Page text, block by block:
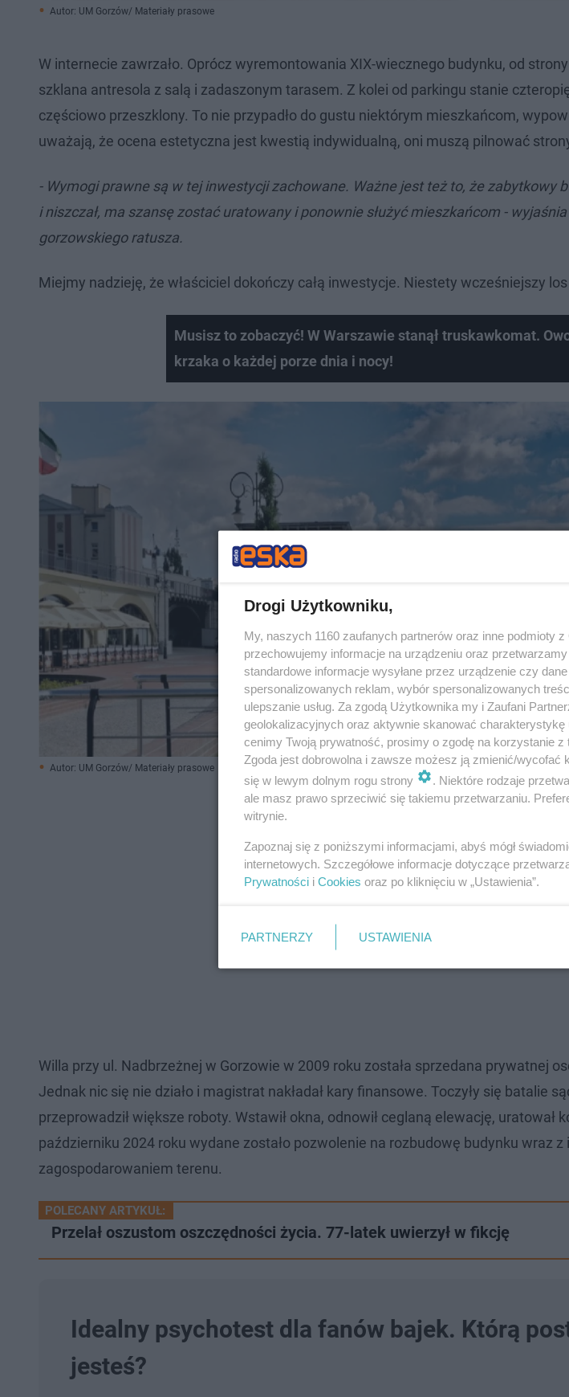
Autor: UM Gorzów/ Materiały prasowe
W internecie zawrzało. Oprócz wyremontowania XIX-wiecznego budynku, od
szklana antresola z salą i zadaszonym tarasem. Z kolei od parkingu stanie
częściowo przeszklony. To nie przypadło do gustu niektórym mieszkańcom,
uważają, że ocena estetyczna jest kwestią indywidualną, oni muszą pilnować
- Wymogi prawne są w tej inwestycji zachowane. Ważne jest też to, że zabytkowy
i niszczał, ma szansę zostać uratowany i ponownie służyć mieszkańcom -
gorzowskiego ratusza.
Miejmy nadzieję, że właściciel dokończy całą inwestycje. Niestety wcześniejszy los
Musisz to zobaczyć! W Warszawie stanął truskawkomat.
krzaka o każdej porze dnia i nocy!
Autor: UM Gorzów/ Materiały prasowe
Willa przy ul. Nadbrzeżnej w Gorzowie w 2009 roku została sprzedana prywatnej
Jednak nic się nie działo i magistrat nakładał kary finansowe. Toczyły się batalie
przeprowadził większe roboty. Wstawił okna, odnowił ceglaną elewację, uratował
październiku 2024 roku wydane zostało pozwolenie na rozbudowę budynku wraz
zagospodarowaniem terenu.
POLECANY ARTYKUŁ:
Przelał oszustom oszczędności życia. 77-latek uwierzył w fikcję
Idealny psychotest dla fanów bajek. Którą
jesteś?
Drogi Użytkowniku,
My, naszych 1160 zaufanych partnerów oraz inne podmioty
przechowujemy informacje na urządzeniu oraz
standardowe informacje wysyłane przez urządzenie czy
spersonalizowanych reklam, wybór spersonalizowanych
ulepszanie usług. Za zgodą Użytkownika my i Zaufani
geolokalizacyjnych oraz aktywnie skanować
cenimy Twoją prywatność, prosimy o zgodę na korzystanie z
Zgoda jest dobrowolna i zawsze możesz ją zmienić/
się w lewym dolnym rogu strony
. Niektóre rodzaje
ale masz prawo sprzeciwić się takiemu przetwarzaniu.
witrynie.
Zapoznaj się z poniższymi informacjami, abyś mógł
internetowych. Szczegółowe informacje dotyczące
Prywatności i Cookies oraz po kliknięciu w „Ustawienia”.
PARTNERZY USTAWIENIA